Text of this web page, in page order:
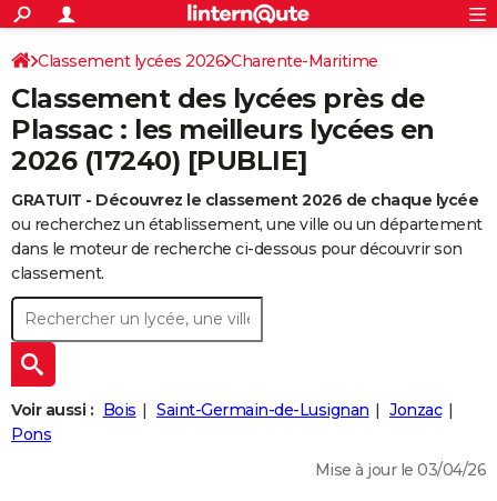
ACTUALITÉS
Politique
Société
Faits Divers
Education
Monde
Villes
+
SPORT
Coupe du monde 2026
Football
Tennis
Cyclisme
Rugby
Forum
CULTURE
Programme TV
TNT
Streaming
Cinéma
Sorties cinéma
Musique
+
FINANCE
Retraite
Impôts
Epargne
Immobilier
Risques naturels par ville
Banque
Assurance
Crédit
AUTO
Essais
Réserver un essai
Citadines
Berlines
SUV
Forum auto
+
HIGH-TECH
BRICOLAGE
Forum
Aménagement intérieur
Extérieur
Cuisine
Salle de bains
Jardinage
Rangement
+WEEK-END
Guides de France
Escapades
Patrimoine
Expositions
Musées
Week-end nature
+
LIFESTYLE
Art de vivre
Bien-être
Loisirs
Mode
Modes de vie
+SANTE
Rechercher
S'inscrire
Connexion
Classement lycées 2026 Charente-Maritime
Classement des lycées près de
Plassac : les meilleurs lycées en
2026 (17240) [PUBLIE]
GRATUIT - Découvrez le classement 2026 de chaque lycée
ou recherchez un établissement, une ville ou un département
dans le moteur de recherche ci-dessous pour découvrir son
classement.
Voir aussi : Bois Saint-Germain-de-Lusignan
Jonzac
Pons
Mise à jour le 03/04/26